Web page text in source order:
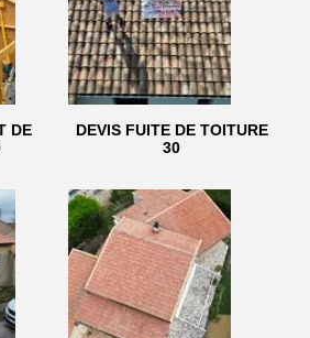
DE
DEVIS FUITE DE TOITURE
30